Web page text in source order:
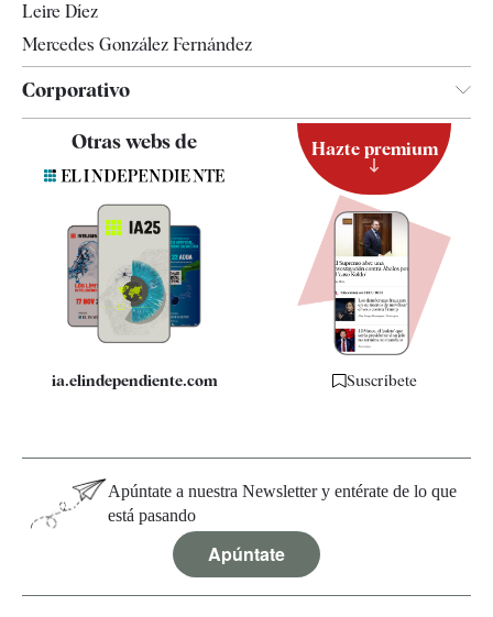
Leire Díez
Mercedes González Fernández
Corporativo
Contacto
Quiénes somos
Especificaciones
Otras webs de
ia.elindependiente.com
Hazte premium
Suscríbete
Apúntate a nuestra Newsletter y entérate de lo que
está pasando
Apúntate